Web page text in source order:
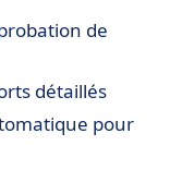
de
détaillés
pour